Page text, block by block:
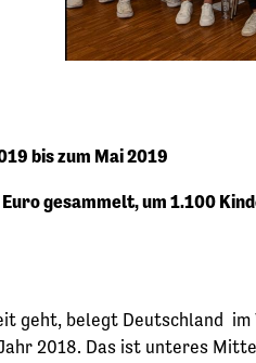
bis zum Mai 2019
gesammelt, um 1.100
geht, belegt Deutschland
2018. Das ist unteres